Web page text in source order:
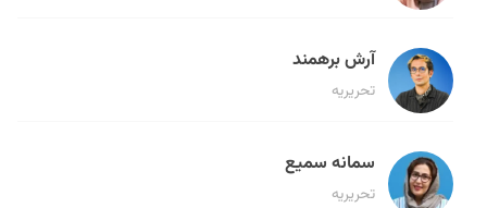
آرش برهمند
تحریریه
سمانه سمیع
تحریریه